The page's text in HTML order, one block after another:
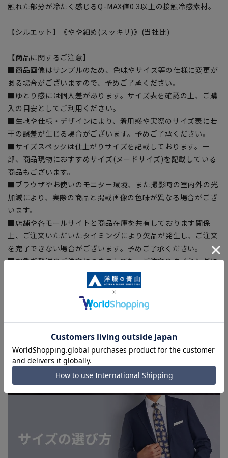
触れた部分が冷たく感じるQ-MAX値0.3以上の接触冷感素材。
【シルエット】《やや細め(スッキリ)》(当社比)
【商品に関するご注意】
■商品画像はサンプルのため、色味やサイズ等の仕様に変更が
ある場合がございますので、予めご了承ください。
■ゆとり感には個人差があります。サイズ表を確認の上、ご購
入の目安としてご利用ください。
■生地や仕様・デザインにより、着用感や実際のサイズ表に若
干の誤差が生じる場合がございます。予めご了承ください。
■サイズスペックは仕上がりサイズを記載しております。一
部、商品現物におすすめサイズ(ヌードサイズ)を記載している
商品もございます。
■ブラウザやお使いのモニター環境、また撮影時の室内外の光
加減により、実際の商品と掲載画像の色味が異なる場合がござ
います。
■店舗や各モールサイトと商品在庫を共有しております関係
上、ご注文いただいたタイミングにより欠品が発生し、ご注文
を完了できない場合がございます。予めご了承ください。
■お急ぎ発送のご注文につきましても、ご注文のタイミングに
よってはお急ぎ発送サービスを選択できない場合がございま